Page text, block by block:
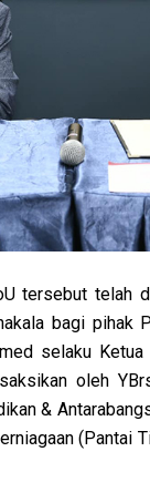
tersebut telah
bagi pihak
selaku
oleh
&
(Pantai